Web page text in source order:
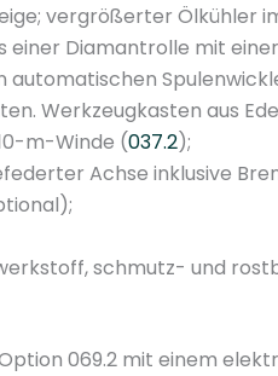
vergrößerter Ölkühler
einer Diamantrolle mit
Werkzeugkasten aus
m-Winde (037.2);
Achse inklusive
schmutz- und
069.2 mit einem